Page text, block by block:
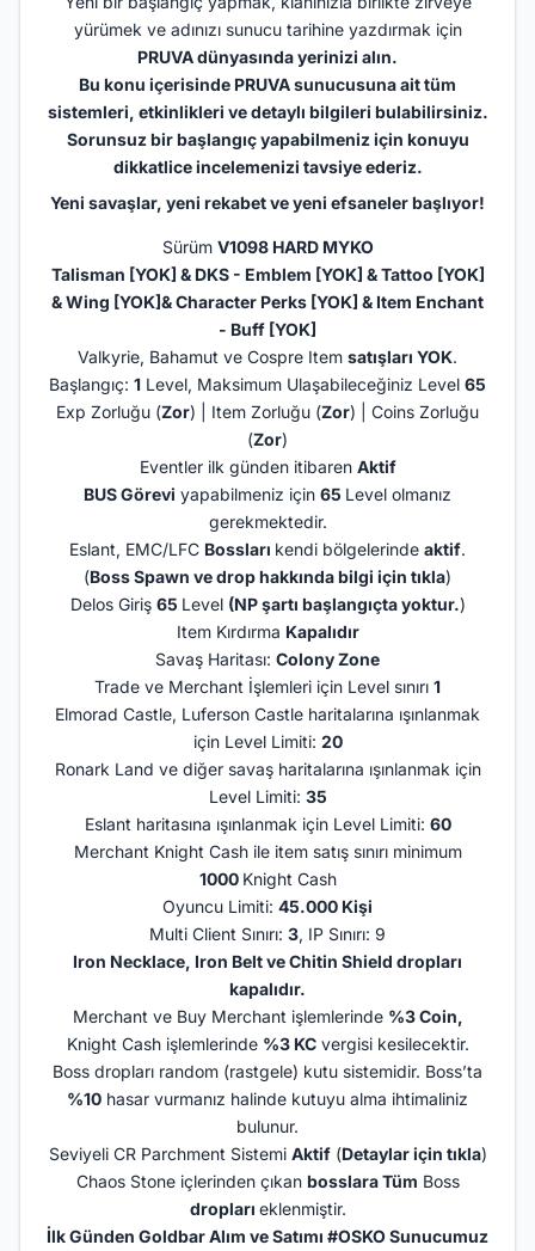
yürümek ve adınızı sunucu tarihine yazdırmak için
PRUVA dünyasında yerinizi alın.
Bu konu içerisinde PRUVA sunucusuna ait tüm
sistemleri, etkinlikleri ve detaylı bilgileri bulabilirsiniz.
Sorunsuz bir başlangıç yapabilmeniz için konuyu
dikkatlice incelemenizi tavsiye ederiz.
Yeni savaşlar, yeni rekabet ve yeni efsaneler başlıyor!
Sürüm V1098 HARD MYKO
Talisman [YOK] & DKS - Emblem [YOK] & Tattoo [YOK]
& Wing [YOK]& Character Perks [YOK] & Item Enchant
- Buff [YOK]
Valkyrie, Bahamut ve Cospre Item satışları YOK.
Başlangıç: 1 Level, Maksimum Ulaşabileceğiniz Level 65
Exp Zorluğu (Zor) | Item Zorluğu (Zor) | Coins Zorluğu
(Zor)
Eventler ilk günden itibaren Aktif
BUS Görevi yapabilmeniz için 65 Level olmanız
gerekmektedir.
Eslant, EMC/LFC Bossları kendi bölgelerinde aktif.
(Boss Spawn ve drop hakkında bilgi için tıkla)
Delos Giriş 65 Level (NP şartı başlangıçta yoktur.)
Item Kırdırma Kapalıdır
Savaş Haritası: Colony Zone
Trade ve Merchant İşlemleri için Level sınırı 1
Elmorad Castle, Luferson Castle haritalarına ışınlanmak
için Level Limiti: 20
Ronark Land ve diğer savaş haritalarına ışınlanmak için
Level Limiti: 35
Eslant haritasına ışınlanmak için Level Limiti: 60
Merchant Knight Cash ile item satış sınırı minimum
1000 Knight Cash
Oyuncu Limiti: 45.000 Kişi
Multi Client Sınırı: 3, IP Sınırı: 9
Iron Necklace, Iron Belt ve Chitin Shield dropları
kapalıdır.
Merchant ve Buy Merchant işlemlerinde %3 Coin,
Knight Cash işlemlerinde %3 KCvergisi kesilecektir.
Boss dropları random (rastgele) kutu sistemidir. Boss’ta
%10 hasar vurmanız halinde kutuyu alma ihtimaliniz
bulunur.
Seviyeli CR Parchment Sistemi Aktif(Detaylar için tıkla)
Chaos Stone içlerinden çıkan bosslara Tüm Boss
dropları eklenmiştir.
İlk Günden Goldbar Alım ve Satımı #OSKO Sunucumuz